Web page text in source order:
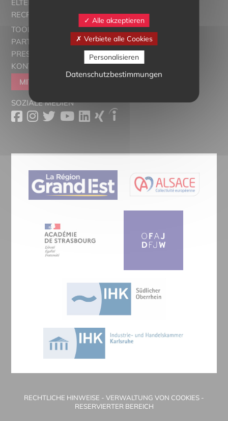
ELTERN ALSACE - EUROSTAGES
RECRUTORRS
TOOLBOX
PARTNER
PRESSESCHAU
KONTAKT
MITGLIEDER WERDEN
SOZIALE MEDIEN
RECHTLICHE HINWEISE - VERWALTUNG VON COOKIES -
RESERVIERTER BEREICH
Alle akzeptieren
Verbiete alle Cookies
Personalisieren
Datenschutzbestimmungen